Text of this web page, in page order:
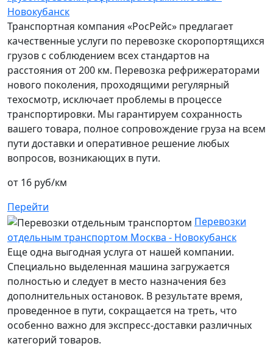
Новокубанск
Транспортная компания «РосРейс» предлагает
качественные услуги по перевозке скоропортящихся
грузов с соблюдением всех стандартов на
расстояния от 200 км. Перевозка рефрижераторами
нового поколения, проходящими регулярный
техосмотр, исключает проблемы в процессе
транспортировки. Мы гарантируем сохранность
вашего товара, полное сопровождение груза на всем
пути доставки и оперативное решение любых
вопросов, возникающих в пути.
от 16 руб/км
Перейти
Перевозки
отдельным транспортом Москва - Новокубанск
Еще одна выгодная услуга от нашей компании.
Специально выделенная машина загружается
полностью и следует в место назначения без
дополнительных остановок. В результате время,
проведенное в пути, сокращается на треть, что
особенно важно для экспресс-доставки различных
категорий товаров.